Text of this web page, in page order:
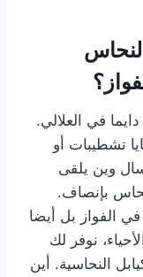
في العلالي.
تشطيبات أو
وين يلقى
بإنصاف.
الفواز بل أيضا
نوفر لك
النحاسية. أين